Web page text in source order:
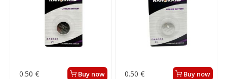
0.50 € Buy now 0.50 € Buy now